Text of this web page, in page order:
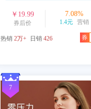
￥ 19.99
券后价
7.08%
1.4元 营销
热销 2万+ 日销 426 券
7